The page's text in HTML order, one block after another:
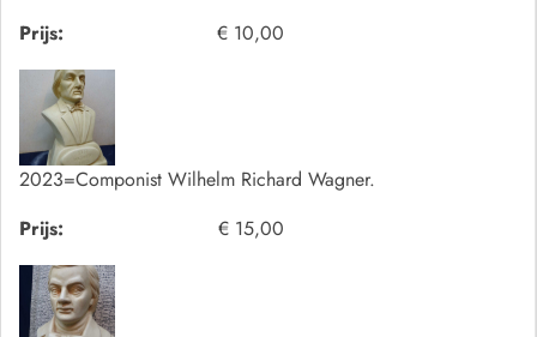
Prijs:
€ 10,00
2023=Componist Wilhelm Richard Wagner.
Prijs:
€ 15,00